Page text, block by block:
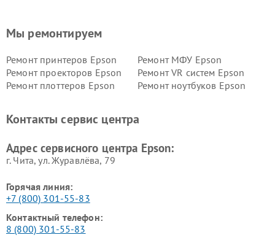
Мы ремонтируем
Ремонт принтеров Epson
Ремонт МФУ Epson
Ремонт проекторов Epson
Ремонт VR систем Epson
Ремонт плоттеров Epson
Ремонт ноутбуков Epson
Контакты сервис центра
Адрес сервисного центра Epson:
г. Чита, ул. Журавлёва, 79
Горячая линия:
+7 (800) 301-55-83
Контактный телефон:
8 (800) 301-55-83